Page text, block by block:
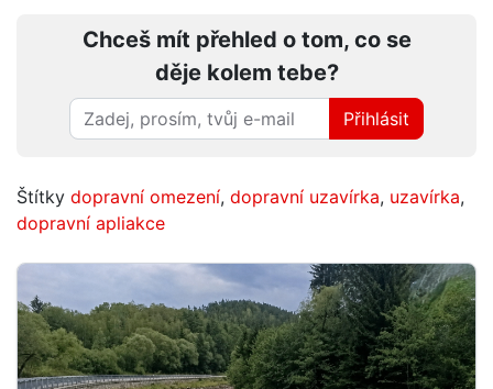
Chceš mít přehled o tom, co se
děje kolem tebe?
Přihlásit
Štítky dopravní omezení, dopravní uzavírka, uzavírka,
dopravní apliakce